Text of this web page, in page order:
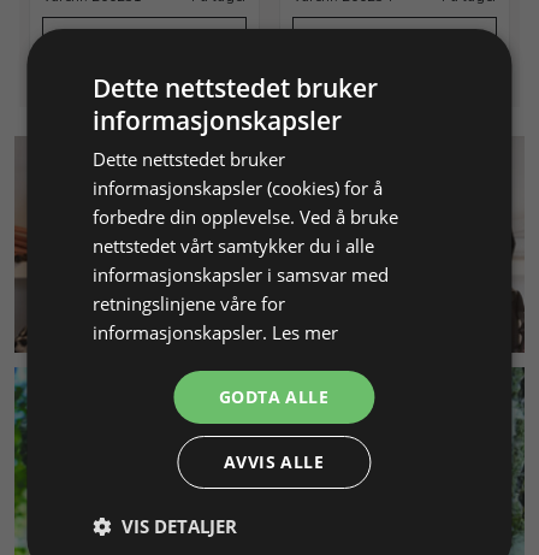
KUNDESERVICE
MILJØ & BÆREKRAFT
Dette nettstedet bruker
informasjonskapsler
Dette nettstedet bruker
informasjonskapsler (cookies) for å
forbedre din opplevelse. Ved å bruke
nettstedet vårt samtykker du i alle
informasjonskapsler i samsvar med
retningslinjene våre for
informasjonskapsler. Les mer
GODTA ALLE
AVVIS ALLE
VIS DETALJER